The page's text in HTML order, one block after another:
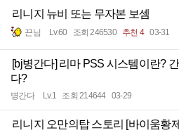
리니지 뉴비 또는 무자본 보셈
끈님 Lv.60 조회 246530 추천 4 03-31
[bj병간다] 리마 PSS 시스템이란?
다?
병간다 Lv.1 조회 214644 03-29
리니지 오만의탑 스토리 [바이움황